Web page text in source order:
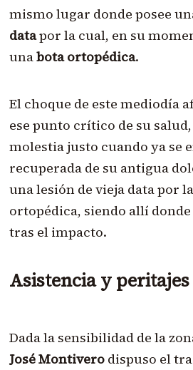
mismo lugar donde posee
datapor la cual, en su
unabota ortopédica.
El choque de este mediodía
ese punto crítico de su
molestia justo cuando ya se
recuperada de su antigua
una lesión de vieja data por
ortopédica, siendo allí
tras el impacto.
Asistencia y peritajes
Dada la sensibilidad de la
José Montiverodispuso el